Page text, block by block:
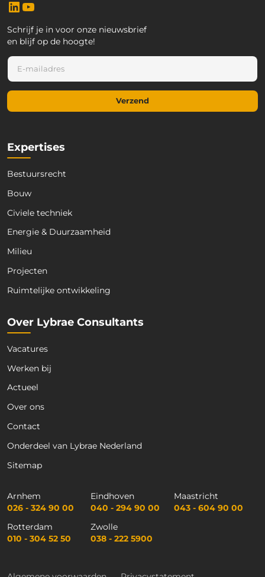
Schrijf je in voor onze nieuwsbrief
en blijf op de hoogte!
-
m
i
l
m
a
l
E
-
m
i
E
m
a
i
Verzend
Expertises
Bestuursrecht
Bouw
Civiele techniek
Energie & Duurzaamheid
Milieu
Projecten
Ruimtelijke ontwikkeling
Over Lybrae Consultants
Vacatures
Werken bij
Actueel
Over ons
Contact
Onderdeel van Lybrae Nederland
Sitemap
Arnhem
026 - 324 90 00
Eindhoven
040 - 294 90 00
Maastricht
043 - 604 90 00
Rotterdam
010 - 304 52 50
Zwolle
038 - 222 5900